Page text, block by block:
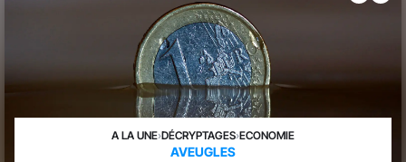
A LA UNE›DÉCRYPTAGES›ECONOMIE
AVEUGLES